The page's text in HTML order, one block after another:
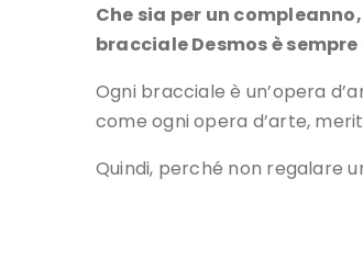
Che sia per un
bracciale Desmos è
Ogni bracciale è un’opera
come ogni opera d’arte,
Quindi, perché non regalare